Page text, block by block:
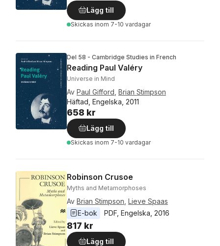
Lägg till
Skickas inom 7-10 vardagar
Del 58 - Cambridge Studies in French
Reading Paul Valéry
Universe in Mind
Av Paul Gifford Brian Stimpson
Häftad, Engelska, 2011
658 kr
Lägg till
Skickas inom 7-10 vardagar
Robinson Crusoe
Myths and Metamorphoses
Av Brian Stimpson Lieve Spaas
E-bok
PDF Engelska 2016
817 kr
Lägg till